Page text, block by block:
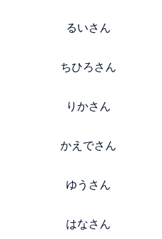
るいさん な
ちひろさん
りかさん
かえでさん
ゆうさん る
はなさん ち